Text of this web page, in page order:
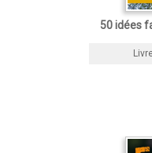
50 idées